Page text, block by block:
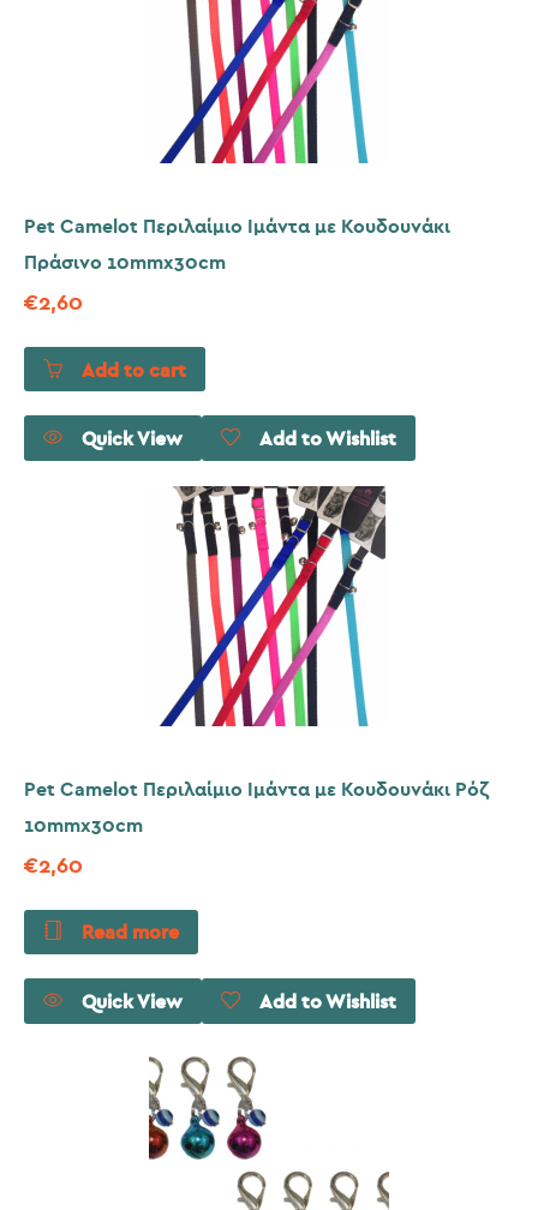
Pet Camelot Περιλαίμιο Ιμάντα με Κουδουνάκι
Πράσινο 10mmx30cm
€2,60
Add to cart
Quick View Add to Wishlist
Pet Camelot Περιλαίμιο Ιμάντα με Κουδουνάκι Ρόζ
10mmx30cm
€2,60
Read more
Quick View Add to Wishlist